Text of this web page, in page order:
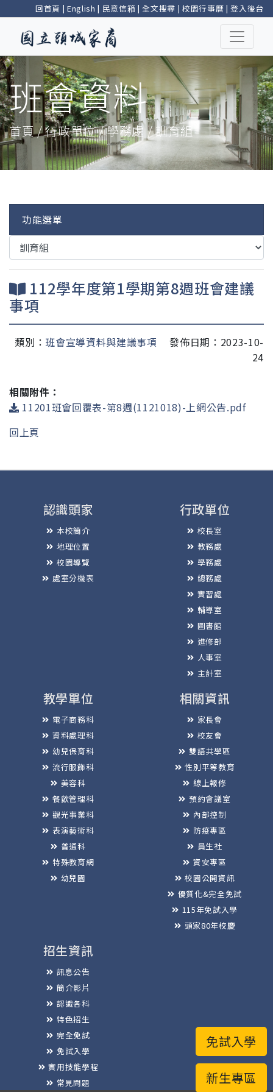
回首頁 | English | 民意信箱 |全文搜尋 | 校園行事曆 |登入後台
班會資料
首頁 / 行政單位 / 學務處 / 訓育組
功能選單
112學年度第1學期第8週班會建議
事項
類別： 班會宣導資料與建議事項
發佈日期：2023-10-
24
相關附件：
11201班會回覆表-第8週(1121018)-上網公告.pdf
回上頁
新生專區
免試入學
認識頭家
本校簡介
地理位置
校園導覽
處室分機表
行政單位
校長室
教務處
學務處
總務處
實習處
輔導室
圖書館
進修部
人事室
主計室
教學單位
電子商務科
資料處理科
幼兒保育科
流行服飾科
美容科
餐飲管理科
觀光事業科
表演藝術科
普通科
特殊教育網
幼兒園
相關資訊
家長會
校友會
雙語共學區
性別平等教育
線上報修
預約會議室
內部控制
防疫專區
員生社
資安專區
校園公開資訊
優質化&完全免試
115年免試入學
頭家80年校慶
招生資訊
訊息公告
簡介影片
認識各科
特色招生
完全免試
免試入學
實用技能學程
常見問題